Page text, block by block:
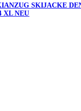
SKIJACKE
XL NEU